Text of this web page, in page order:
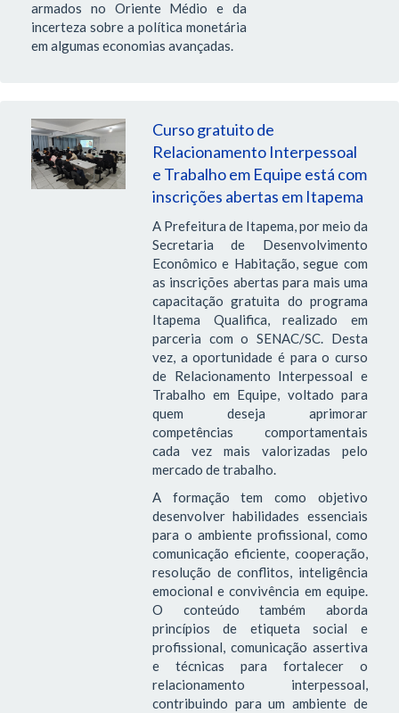
armados no Oriente Médio e da
incerteza sobre a política monetária
em algumas economias avançadas.
Curso gratuito de
Relacionamento Interpessoal
e Trabalho em Equipe está com
inscrições abertas em Itapema
A Prefeitura de Itapema, por meio da
Secretaria de Desenvolvimento
Econômico e Habitação, segue com
as inscrições abertas para mais uma
capacitação gratuita do programa
Itapema Qualifica, realizado em
parceria com o SENAC/SC. Desta
vez, a oportunidade é para o curso
de Relacionamento Interpessoal e
Trabalho em Equipe, voltado para
quem deseja aprimorar
competências comportamentais
cada vez mais valorizadas pelo
mercado de trabalho.
A formação tem como objetivo
desenvolver habilidades essenciais
para o ambiente profissional, como
comunicação eficiente, cooperação,
resolução de conflitos, inteligência
emocional e convivência em equipe.
O conteúdo também aborda
princípios de etiqueta social e
profissional, comunicação assertiva
e técnicas para fortalecer o
relacionamento interpessoal,
contribuindo para um ambiente de